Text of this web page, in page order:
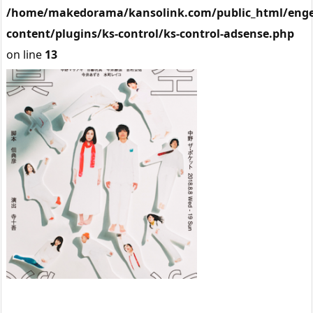
/home/makedorama/kansolink.com/public_html/
content/plugins/ks-control/ks-control-adsense.php
on line 13